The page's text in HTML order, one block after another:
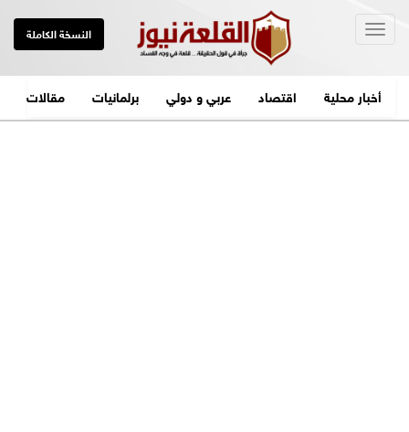
النسخة الكاملة
أخبار محلية اقتصاد عربي و دولي برلمانيات مقالات